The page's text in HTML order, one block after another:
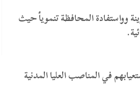
وواستفادة المحافظة تنمويأ حيث
في المناصب العليا المدنية